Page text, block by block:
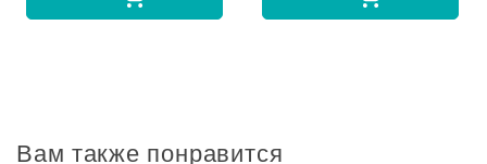
Вам также понравится